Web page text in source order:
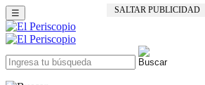
SALTAR PUBLICIDAD
☰